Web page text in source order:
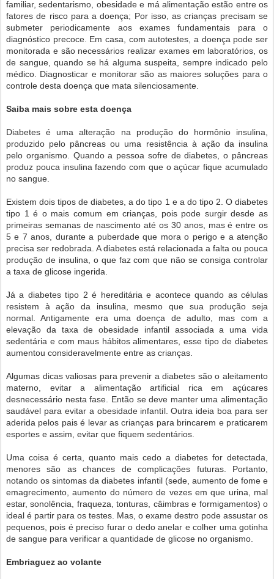
familiar, sedentarismo, obesidade e má alimentação estão entre os
fatores de risco para a doença; Por isso, as crianças precisam se
submeter periodicamente aos exames fundamentais para o
diagnóstico precoce. Em casa, com autotestes, a doença pode ser
monitorada e são necessários realizar exames em laboratórios, os
de sangue, quando se há alguma suspeita, sempre indicado pelo
médico. Diagnosticar e monitorar são as maiores soluções para o
controle desta doença que mata silenciosamente.
Saiba mais sobre esta doença
Diabetes é uma alteração na produção do hormônio insulina,
produzido pelo pâncreas ou uma resistência à ação da insulina
pelo organismo. Quando a pessoa sofre de diabetes, o pâncreas
produz pouca insulina fazendo com que o açúcar fique acumulado
no sangue.
Existem dois tipos de diabetes, a do tipo 1 e a do tipo 2. O diabetes
tipo 1 é o mais comum em crianças, pois pode surgir desde as
primeiras semanas de nascimento até os 30 anos, mas é entre os
5 e 7 anos, durante a puberdade que mora o perigo e a atenção
precisa ser redobrada. A diabetes está relacionada a falta ou pouca
produção de insulina, o que faz com que não se consiga controlar
a taxa de glicose ingerida.
Já a diabetes tipo 2 é hereditária e acontece quando as células
resistem à ação da insulina, mesmo que sua produção seja
normal. Antigamente era uma doença de adulto, mas com a
elevação da taxa de obesidade infantil associada a uma vida
sedentária e com maus hábitos alimentares, esse tipo de diabetes
aumentou consideravelmente entre as crianças.
Algumas dicas valiosas para prevenir a diabetes são o aleitamento
materno, evitar a alimentação artificial rica em açúcares
desnecessário nesta fase. Então se deve manter uma alimentação
saudável para evitar a obesidade infantil. Outra ideia boa para ser
aderida pelos pais é levar as crianças para brincarem e praticarem
esportes e assim, evitar que fiquem sedentários.
Uma coisa é certa, quanto mais cedo a diabetes for detectada,
menores são as chances de complicações futuras. Portanto,
notando os sintomas da diabetes infantil (sede, aumento de fome e
emagrecimento, aumento do número de vezes em que urina, mal
estar, sonolência, fraqueza, tonturas, câimbras e formigamentos) o
ideal é partir para os testes. Mas, o exame destro pode assustar os
pequenos, pois é preciso furar o dedo anelar e colher uma gotinha
de sangue para verificar a quantidade de glicose no organismo.
Embriaguez ao volante